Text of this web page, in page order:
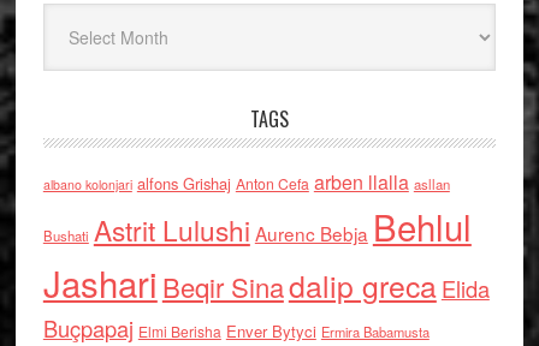
TAGS
albano kolonjari alfons Grishaj Anton Cefa arben llalla asllan
Bushati Astrit Lulushi Aurenc Bebja Behlul
Jashari Beqir Sinadalip grecaElida
Buçpapaj Elmi Berisha Enver Bytyci Ermira Babamusta